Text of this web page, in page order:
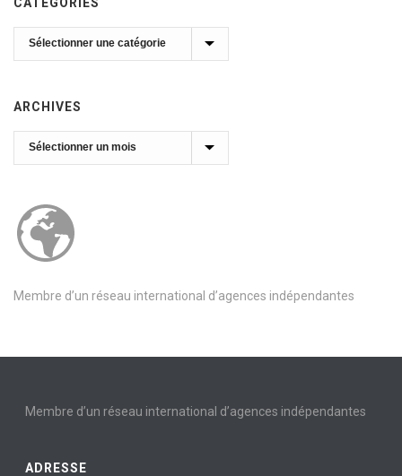
Catégories
ARCHIVES
Archives
Membre d’un réseau international d’agences indépendantes
Membre d’un réseau international d’agences indépendantes
ADRESSE